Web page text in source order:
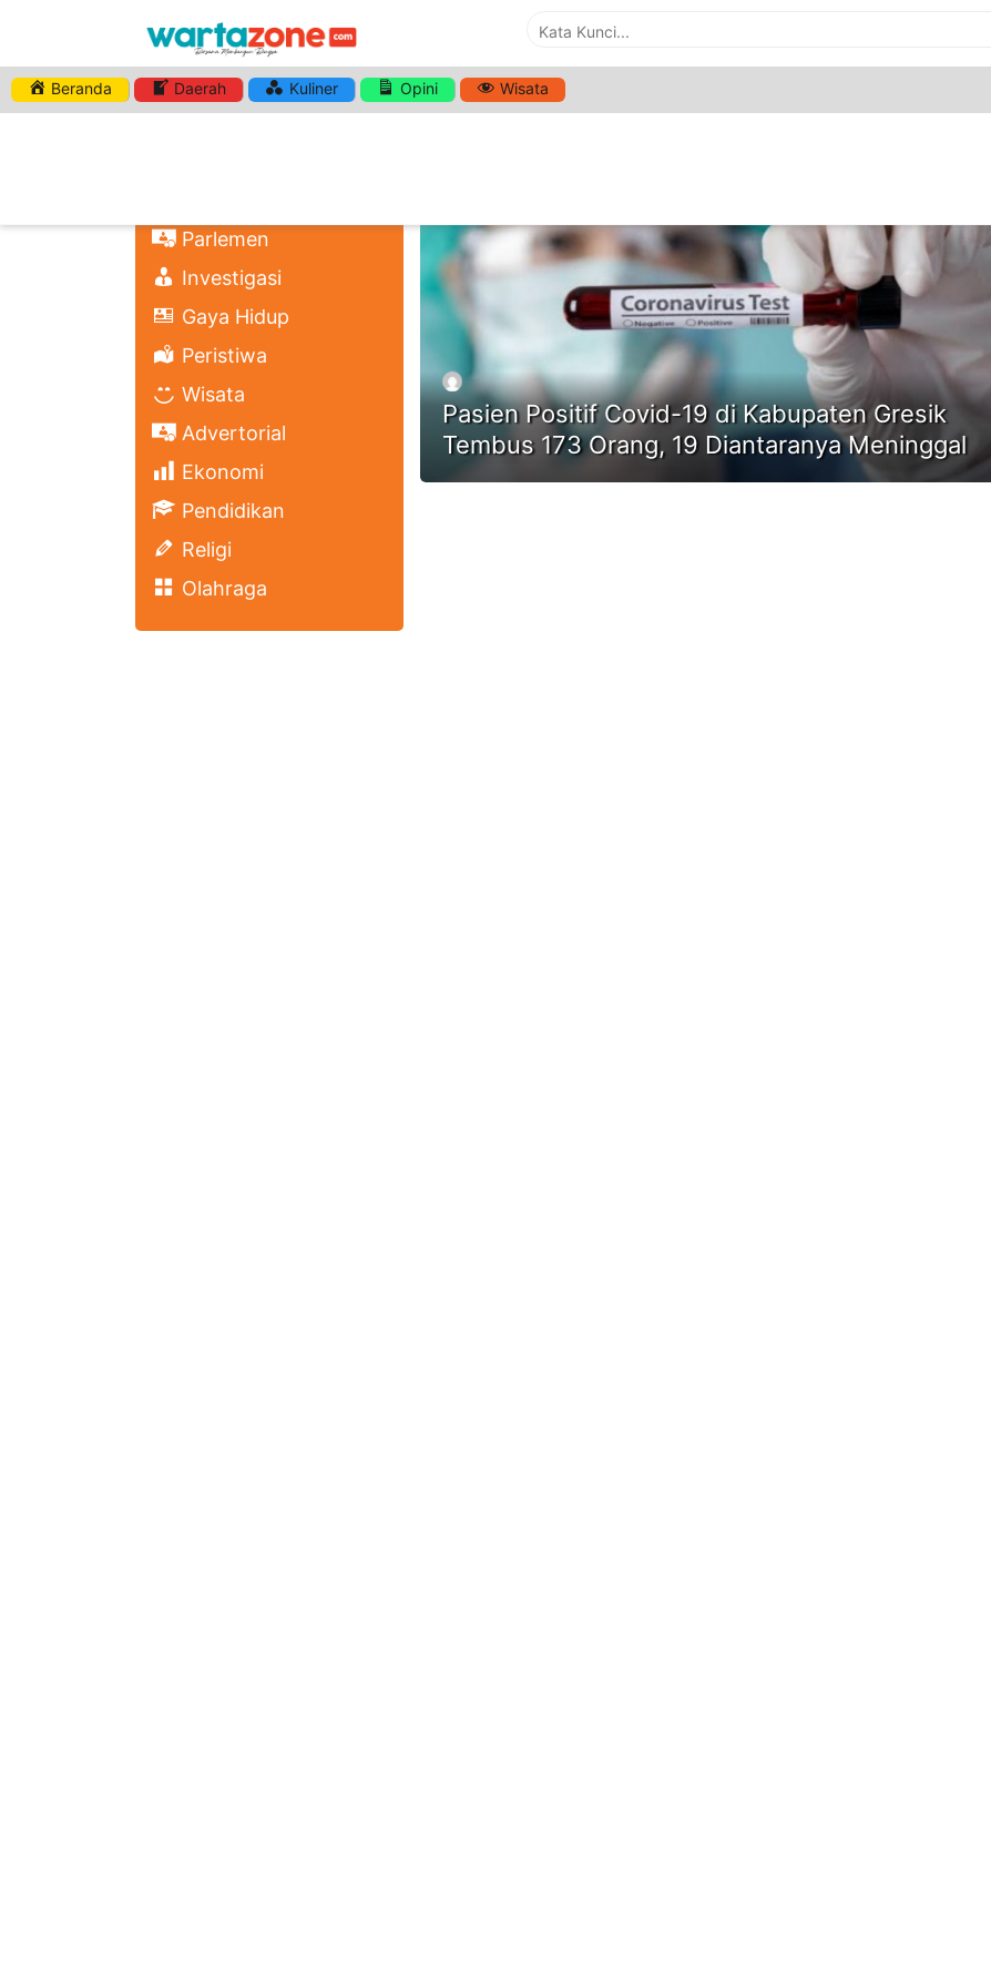
Beranda Daerah Kuliner Opini Wisata
Parlemen
Investigasi
Gaya Hidup
Peristiwa
Wisata
Advertorial
Ekonomi
Pendidikan
Religi
Olahraga
HASHTAG:PASIEN POSITIF COVID-19 GRESIK
Pasien Positif Covid-19 di Kabupaten Gresik
Tembus 173 Orang, 19 Diantaranya Meninggal